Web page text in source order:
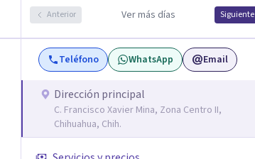
Anterior Ver más días Siguiente
Teléfono WhatsApp Email
Dirección principal
C. Francisco Xavier Mina, Zona Centro II,
Chihuahua, Chih.